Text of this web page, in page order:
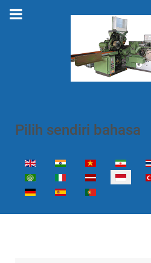
Pilih sendiri bahasa
Select your language